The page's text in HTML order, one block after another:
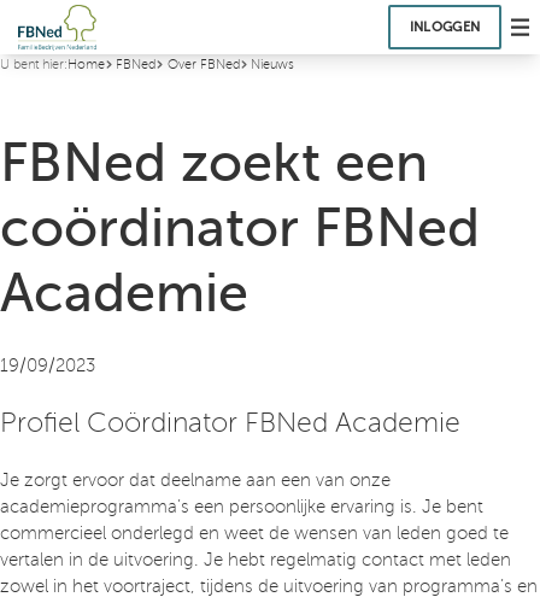
INLOGGEN
U bent hier:Home FBNed Over FBNed Nieuws
FBNed zoekt een
coördinator FBNed
Academie
19/09/2023
Profiel Coördinator FBNed Academie
Je zorgt ervoor dat deelname aan een van onze
academieprogramma’s een persoonlijke ervaring is. Je bent
commercieel onderlegd en weet de wensen van leden goed te
vertalen in de uitvoering. Je hebt regelmatig contact met leden
zowel in het voortraject, tijdens de uitvoering van programma’s en